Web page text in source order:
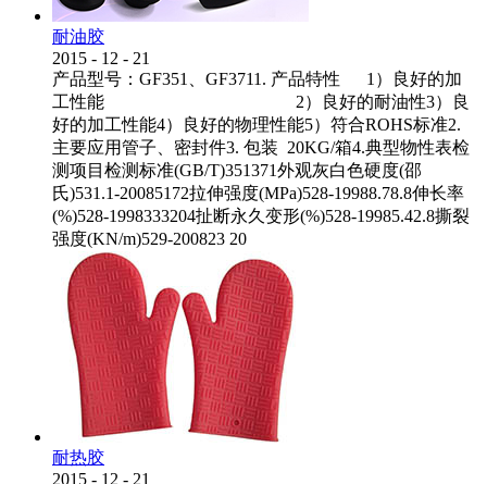
耐油胶
2015 - 12 - 21
产品型号：GF351、GF3711. 产品特性 1）良好的加
工性能 2）良好的耐油性3）良
好的加工性能4）良好的物理性能5）符合ROHS标准2.
主要应用管子、密封件3. 包装 20KG/箱4.典型物性表检
测项目检测标准(GB/T)351371外观灰白色硬度(邵
氏)531.1-20085172拉伸强度(MPa)528-19988.78.8伸长率
(%)528-1998333204扯断永久变形(%)528-19985.42.8撕裂
强度(KN/m)529-200823 20
耐热胶
2015 - 12 - 21